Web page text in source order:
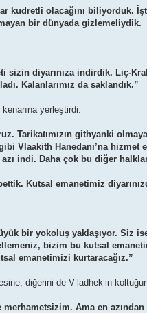
kudretli olacağını biliyorduk.
bir dünyada gizlemeliydik.
diyarınıza indirdik. Liç-
Kalanlarımız da saklandık.”
yerleştirdi.
Tarikatımızın githyanki
Vlaakith Hanedanı’na
azı indi. Daha çok bu diğer
Kutsal emanetimiz
bir yokoluş yaklaşıyor. Siz
bizim bu kutsal
emanetimizi kurtaracağız.”
diğerini de V’ladhek’in
Ama en